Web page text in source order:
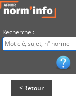
Recherche :
< Retour